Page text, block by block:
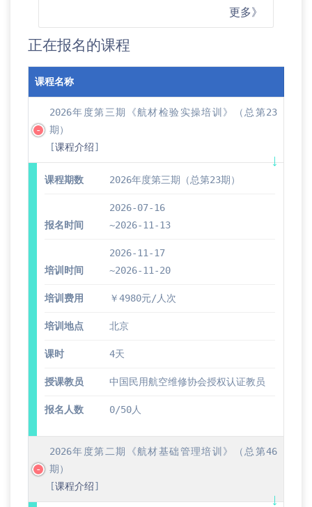
更多》
正在报名的课程
课程名称
2026年度第三期《航材检验实操培训》（总第23
期）
[课程介绍]
课程期数 2026年度第三期（总第23期）
报名时间
2026-07-16
~2026-11-13
培训时间
2026-11-17
~2026-11-20
培训费用 ￥4980元/人次
培训地点 北京
课时 4天
授课教员 中国民用航空维修协会授权认证教员
报名人数 0/50人
2026年度第二期《航材基础管理培训》（总第46
期）
[课程介绍]